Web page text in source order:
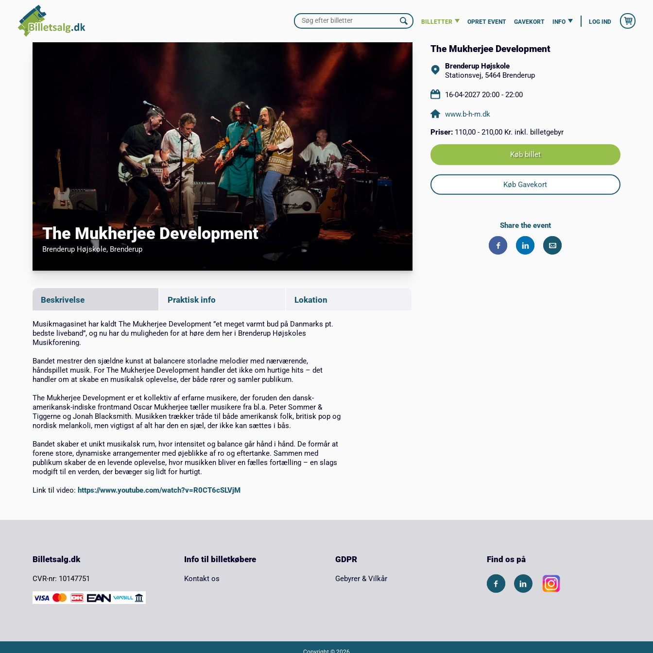
BILLETTER OPRET EVENT GAVEKORT INFO LOG IND
The Mukherjee Development
Brenderup Højskole, Brenderup
Beskrivelse Praktisk info Lokation
Musikmagasinet har kaldt The Mukherjee Development ”et meget varmt bud på Danmarks pt.
bedste liveband”, og nu har du muligheden for at høre dem her i Brenderup Højskoles
Musikforening.
Bandet mestrer den sjældne kunst at balancere storladne melodier med nærværende,
håndspillet musik. For The Mukherjee Development handler det ikke om hurtige hits – det
handler om at skabe en musikalsk oplevelse, der både rører og samler publikum.
The Mukherjee Development er et kollektiv af erfarne musikere, der foruden den dansk-
amerikansk-indiske frontmand Oscar Mukherjee tæller musikere fra bl.a. Peter Sommer &
Tiggerne og Jonah Blacksmith. Musikken trækker tråde til både amerikansk folk, britisk pop og
nordisk melankoli, men vigtigst af alt har den en sjæl, der ikke kan sættes i bås.
Bandet skaber et unikt musikalsk rum, hvor intensitet og balance går hånd i hånd. De formår at
forene store, dynamiske arrangementer med øjeblikke af ro og eftertanke. Sammen med
publikum skaber de en levende oplevelse, hvor musikken bliver en fælles fortælling – en slags
modgift til en verden, der bevæger sig lidt for hurtigt.
Link til video: https://www.youtube.com/watch?v=R0CT6cSLVjM
The Mukherjee Development
Brenderup Højskole
Stationsvej, 5464 Brenderup
16-04-2027 20:00 - 22:00
www.b-h-m.dk
Priser: 110,00 - 210,00 Kr. inkl. billetgebyr
Køb billet
Køb Gavekort
Share the event
Billetsalg.dk
CVR-nr: 10147751
Info til billetkøbere
Kontakt os
GDPR
Gebyrer & Vilkår
Find os på